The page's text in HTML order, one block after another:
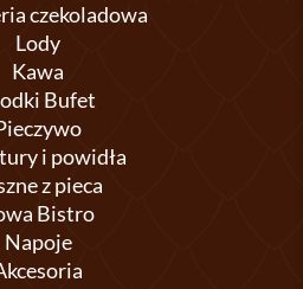
czekoladowa
Lody
Kawa
Bufet
i powidła
z pieca
Bistro
Napoje